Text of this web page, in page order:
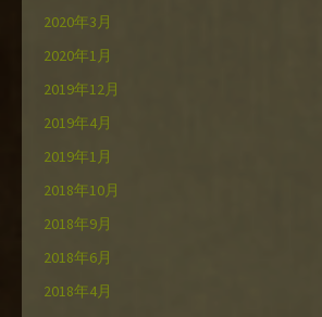
2020年3月
2020年1月
2019年12月
2019年4月
2019年1月
2018年10月
2018年9月
2018年6月
2018年4月